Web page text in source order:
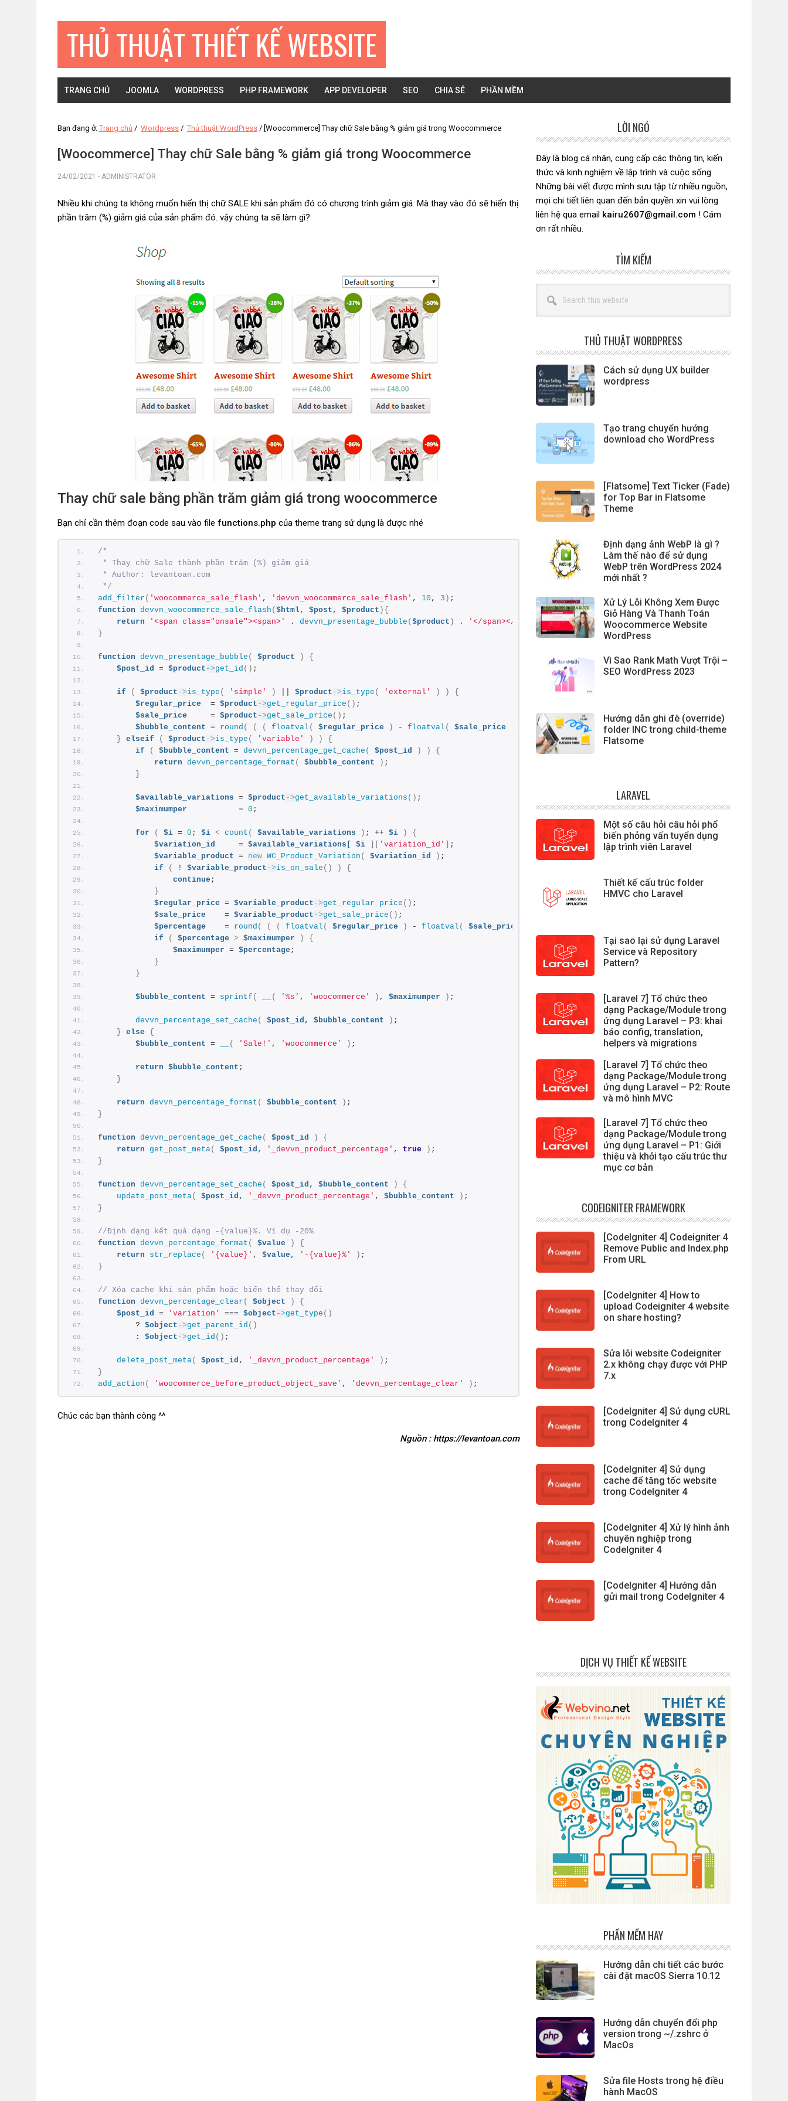
THỦ THUẬT THIẾT KẾ WEBSITE
TRANG CHỦ JOOMLA WORDPRESS PHP FRAMEWORK APP DEVELOPER SEO CHIA SẺ PHẦN MỀM
Bạn đang ở: Trang chủ / Wordpress / Thủ thuật WordPress / [Woocommerce] Thay chữ Sale bằng % giảm giá trong Woocommerce
[Woocommerce] Thay chữ Sale bằng % giảm giá trong Woocommerce
24/02/2021 - ADMINISTRATOR
Nhiều khi chúng ta không muốn hiển thị chữ SALE khi sản phẩm đó có chương trình giảm giá. Mà thay vào đó sẽ hiển thị
phần trăm (%) giảm giá của sản phẩm đó. vậy chúng ta sẽ làm gì?
Thay chữ sale bằng phần trăm giảm giá trong woocommerce
Bạn chỉ cần thêm đoạn code sau vào file functions.php của theme trang sử dụng là được nhé
/*
* Thay chữ Sale thành phần trăm (%) giảm giá
* Author: levantoan.com
*/
add_filter ( 'woocommerce_sale_flash' , 'devvn_woocommerce_sale_flash' , 10 , 3 ) ;
function devvn_woocommerce_sale_flash ( $html, $post, $product ){
return
'<span class="onsale"><span>' . devvn_presentage_bubble ( $product ) . '</span></span>';
}
function devvn_presentage_bubble ( $product )
{
$post_id = $product ->get_id () ;
if ( $product ->is_type ( 'simple' ) $product ->is_type ( 'external' ) )
{
$regular_price
  =
$product ->get_regular_price () ;
$sale_price
     =
$product ->get_sale_price () ;
$bubble_content = round ( ( ( floatval ( $regular_price ) - floatval ( $sale_price / floatval( $regular_price ) ) * 100 );
} elseif ( $product ->is_type ( 'variable' ) )
{
if
( $bubble_content = devvn_percentage_get_cache ( $post_id ) )
{
return devvn_percentage_format ( $bubble_content ) ;
}
$available_variations = $product ->get_available_variations () ;
$maximumper
           =
0 ;
for ( $i = 0 ; $i < count ( $available_variations ) ; ++ $i )
{
$variation_id
     =
$available_variations[ $i 'variation_id'
;
$variable_product = new WC_Product_Variation ( $variation_id ) ;
if
( ! $variable_product ->is_on_sale () )
{
continue ;
}
$regular_price = $variable_product ->get_regular_price () ;
$sale_price
    =
$variable_product ->get_sale_price () ;
$percentage
    =
round ( ( ( floatval ( $regular_price ) - floatval ( $sale_price
if
( $percentage > $maximumper )
{
$maximumper = $percentage ;
}
}
$bubble_content = sprintf ( ( '%s' , 'woocommerce' ) , $maximumper ) ;
devvn_percentage_set_cache ( $post_id, $bubble_content ) ;
} else
{
$bubble_content = ( 'Sale!' , 'woocommerce' ) ;
return $bubble_content ;
}
return devvn_percentage_format ( $bubble_content ) ;
}
function devvn_percentage_get_cache ( $post_id )
{
return
get_post_meta( $post_id, '_devvn_product_percentage' , true ) ;
}
function devvn_percentage_set_cache ( $post_id, $bubble_content )
{
update_post_meta( $post_id, '_devvn_product_percentage' , $bubble_content ) ;
}
//Định dạng kết quả dạng -{value}%. Ví dụ -20%
function devvn_percentage_format ( $value )
{
return
str_replace ( '{value}' , $value, '-{value}%' ) ;
}
// Xóa cache khi sản phẩm hoặc biến thể thay đổi
function devvn_percentage_clear ( $object )
{
$post_id = 'variation' === $object ->get_type ()
        ?
$object ->get_parent_id ()
        :
$object ->get_id () ;
delete_post_meta( $post_id, '_devvn_product_percentage' ) ;
}
add_action ( 'woocommerce_before_product_object_save' , 'devvn_percentage_clear' ) ;
Chúc các bạn thành công ^^
Nguồn : https://levantoan.com
chính
LỜI NGỎ
Đây là blog cá nhân, cung cấp các thông tin, kiến
thức và kinh nghiệm về lập trình và cuộc sống.
Những bài viết được mình sưu tập từ nhiều nguồn,
mọi chi tiết liên quan đến bản quyền xin vui lòng
liên hệ qua email kairu2607@gmail.com ! Cám
ơn rất nhiều.
TÌM KIẾM
this
website
THỦ THUẬT WORDPRESS
Cách sử dụng UX builder
wordpress
Tạo trang chuyển hướng
download cho WordPress
[Flatsome] Text Ticker (Fade)
for Top Bar in Flatsome
Theme
Định dạng ảnh WebP là gì ?
Làm thế nào để sử dụng
WebP trên WordPress 2024
mới nhất ?
Xử Lý Lỗi Không Xem Được
Giỏ Hàng Và Thanh Toán
Woocommerce Website
WordPress
Vì Sao Rank Math Vượt Trội –
SEO WordPress 2023
Hướng dẫn ghi đè (override)
folder INC trong child-theme
Flatsome
LARAVEL
Một số câu hỏi câu hỏi phổ
biến phỏng vấn tuyển dụng
lập trình viên Laravel
Thiết kế cấu trúc folder
HMVC cho Laravel
Tại sao lại sử dụng Laravel
Service và Repository
Pattern?
[Laravel 7] Tổ chức theo
dạng Package/Module trong
ứng dụng Laravel – P3: khai
báo config, translation,
helpers và migrations
[Laravel 7] Tổ chức theo
dạng Package/Module trong
ứng dụng Laravel – P2: Route
và mô hình MVC
[Laravel 7] Tổ chức theo
dạng Package/Module trong
ứng dụng Laravel – P1: Giới
thiệu và khởi tạo cấu trúc thư
mục cơ bản
CODEIGNITER FRAMEWORK
[CodeIgniter 4] Codeigniter 4
Remove Public and Index.php
From URL
[CodeIgniter 4] How to
upload Codeigniter 4 website
on share hosting?
Sửa lỗi website Codeigniter
2.x không chạy được với PHP
7.x
[CodeIgniter 4] Sử dụng cURL
trong CodeIgniter 4
[CodeIgniter 4] Sử dụng
cache để tăng tốc website
trong CodeIgniter 4
[CodeIgniter 4] Xử lý hình ảnh
chuyên nghiệp trong
CodeIgniter 4
[CodeIgniter 4] Hướng dẫn
gửi mail trong CodeIgniter 4
DỊCH VỤ THIẾT KẾ WEBSITE
PHẦN MỀM HAY
Hướng dẫn chi tiết các bước
cài đặt macOS Sierra 10.12
Hướng dẫn chuyển đổi php
version trong ~/.zshrc ở
MacOs
Sửa file Hosts trong hệ điều
hành MacOS